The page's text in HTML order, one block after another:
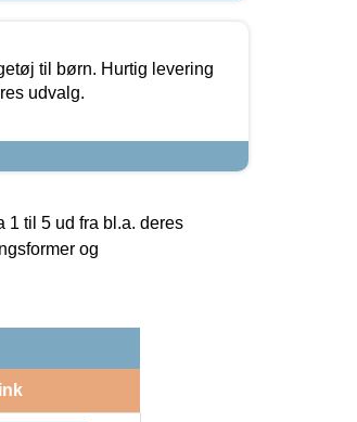
til børn. Hurtig levering
udvalg.
1 til 5 ud fra bl.a. deres
og